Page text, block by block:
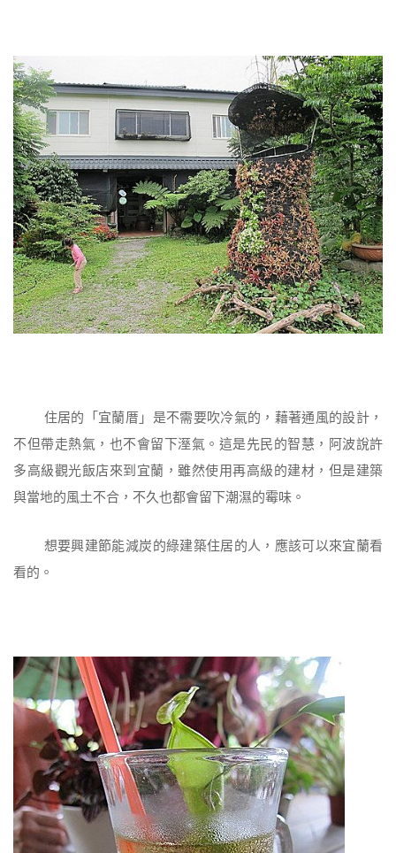
住居的「宜蘭厝」是不需要吹冷氣的，藉著通風的設計，
不但帶走熱氣，也不會留下溼氣。這是先民的智慧，阿波說許
多高級觀光飯店來到宜蘭，雖然使用再高級的建材，但是建築
與當地的風土不合，不久也都會留下潮濕的霉味。
想要興建節能減炭的綠建築住居的人，應該可以來宜蘭看
看的。